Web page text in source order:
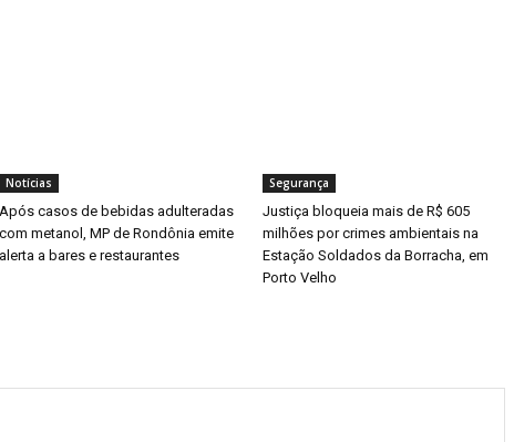
Notícias
Após casos de bebidas adulteradas
com metanol, MP de Rondônia emite
alerta a bares e restaurantes
Segurança
Justiça bloqueia mais de R$ 605
milhões por crimes ambientais na
Estação Soldados da Borracha, em
Porto Velho